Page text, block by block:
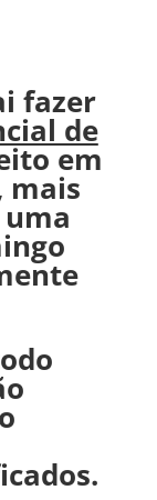
fazer
de
em
mais